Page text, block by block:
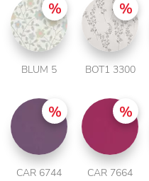
BLUM 5 BOT1 3300
CAR 6744 CAR 7664